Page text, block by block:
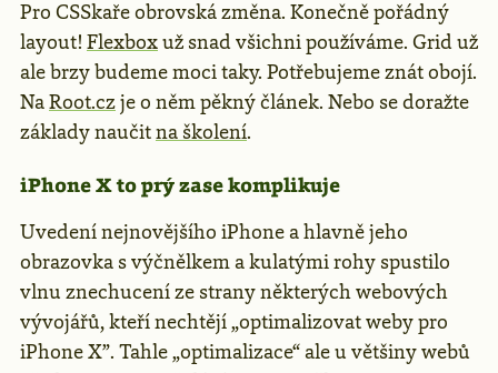
Pro CSSkaře obrovská změna. Konečně pořádný
layout! Flexboxuž snad všichni používáme. Grid už
ale brzy budeme moci taky. Potřebujeme znát obojí.
NaRoot.czje o něm pěkný článek. Nebo se doražte
základy naučitna školení.
iPhone X to prý zase komplikuje
Uvedení nejnovějšího iPhone a hlavně jeho
obrazovka s výčnělkem a kulatými rohy spustilo
vlnu znechucení ze strany některých webových
vývojářů, kteří nechtějí „optimalizovat weby pro
iPhone X”. Tahle „optimalizace“ ale u většiny webů